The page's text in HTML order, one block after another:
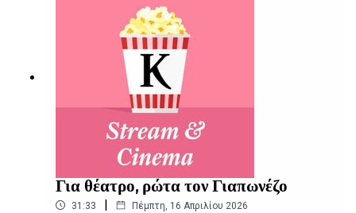
Παρουσίαση: Αιμίλιος Χαρμπής, Αλεξάνδρα
ΣκαράκηΕπιμέλεια παραγωγής: Urbi Productions
Για θέατρο, ρώτα τον Γιαπωνέζο
31:33 | Πέμπτη, 16 Απριλίου 2026